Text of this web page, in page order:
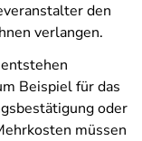
den
verlangen.
Beispiel für das
oder
müssen